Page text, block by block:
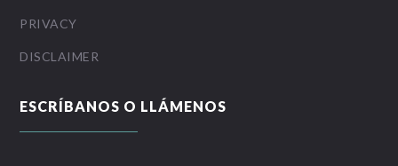
PRIVACY
DISCLAIMER
ESCRÍBANOS O LLÁMENOS